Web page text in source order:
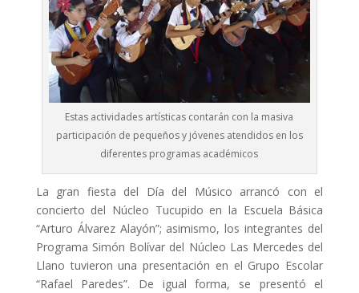
Estas actividades artísticas contarán con la masiva
participación de pequeños y jóvenes atendidos en los
diferentes programas académicos
La gran fiesta del Día del Músico arrancó con el
concierto del Núcleo Tucupido en la Escuela Básica
“Arturo Álvarez Alayón”; asimismo, los integrantes del
Programa Simón Bolívar del Núcleo Las Mercedes del
Llano tuvieron una presentación en el Grupo Escolar
“Rafael Paredes”. De igual forma, se presentó el